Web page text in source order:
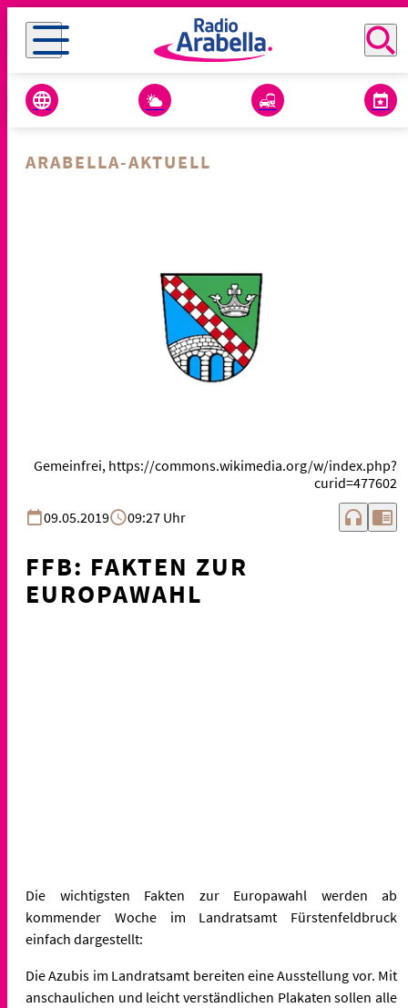
ARABELLA-AKTUELL
Gemeinfrei, https://commons.wikimedia.org/w/index.php?
curid=477602
09.05.2019
09:27 Uhr headphones chrome_reader_mode
FFB: FAKTEN ZUR
EUROPAWAHL
Die wichtigsten Fakten zur Europawahl werden ab
kommender Woche im Landratsamt Fürstenfeldbruck
einfach dargestellt:
Die Azubis im Landratsamt bereiten eine Ausstellung vor. Mit
anschaulichen und leicht verständlichen Plakaten sollen alle